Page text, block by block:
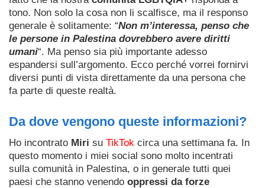
tono. Non solo la cosa non li scalfisce, ma il responso
generale è solitamente: “Non m’interessa, penso che
le persone in Palestina dovrebbero avere diritti
umani“. Ma penso sia più importante adesso
espandersi sull’argomento. Ecco perché vorrei fornirvi
diversi punti di vista direttamente da una persona che
fa parte di queste realtà.
Da dove vengono queste informazioni?
Ho incontrato Miri su TikTok circa una settimana fa. In
questo momento i miei social sono molto incentrati
sulla comunità in Palestina, o in generale tutti quei
paesi che stanno venendo oppressi da forze